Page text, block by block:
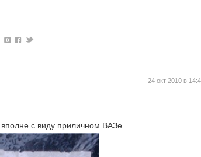
24 окт 2010 в
с виду приличном ВАЗе.